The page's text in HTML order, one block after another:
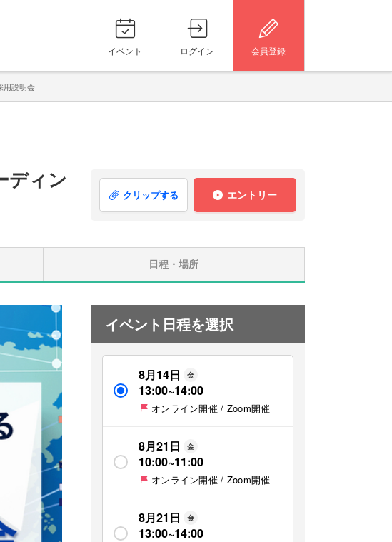
イベント ログイン 会員登録
用説明会
ディン
クリップする エントリー
日程・場所
イベント日程を選択
8月14日 金
13:00~14:00
オンライン開催 / Zoom開催
8月21日 金
10:00~11:00
オンライン開催 / Zoom開催
8月21日 金
13:00~14:00